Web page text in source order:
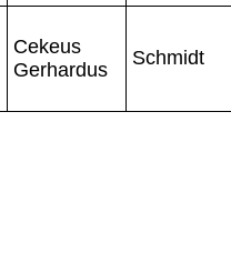
Cekeus
Gerhardus
Schmidt